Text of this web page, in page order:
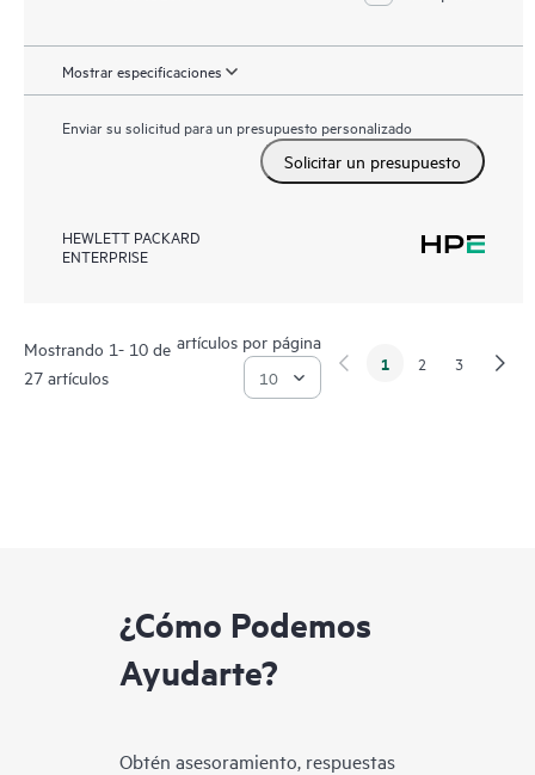
Mostrar especificaciones
Enviar su solicitud para un presupuesto personalizado
Solicitar un presupuesto
HEWLETT PACKARD
ENTERPRISE
Mostrando 1- 10 de
27 artículos
artículos por página
1 2 3
¿Cómo Podemos
Ayudarte?
Obtén asesoramiento, respuestas